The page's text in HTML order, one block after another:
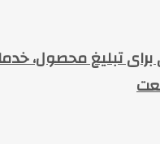
تبلیغ محصول،